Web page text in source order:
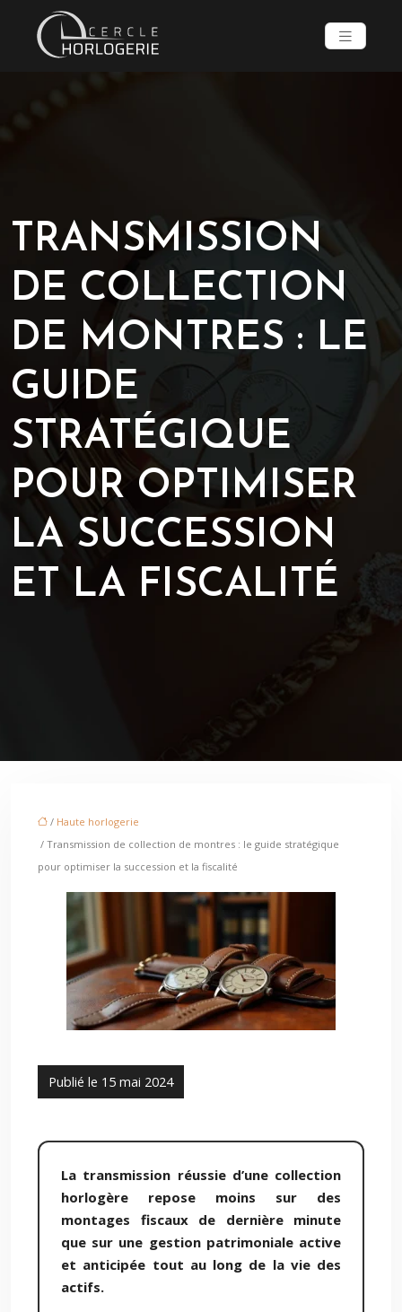
TRANSMISSION
DE COLLECTION
DE MONTRES : LE
GUIDE
STRATÉGIQUE
POUR OPTIMISER
LA SUCCESSION
ET LA FISCALITÉ
/ Haute horlogerie
/ Transmission de collection de montres : le guide stratégique
pour optimiser la succession et la fiscalité
Publié le 15 mai 2024
La transmission réussie d’une collection
horlogère repose moins sur des
montages fiscaux de dernière minute
que sur une gestion patrimoniale active
et anticipée tout au long de la vie des
actifs.